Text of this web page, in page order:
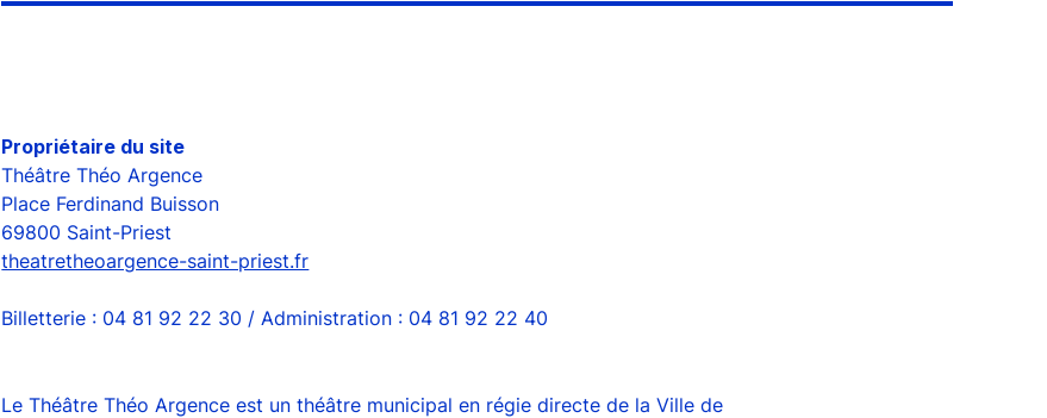
Propriétaire du site
Théâtre Théo Argence
Place Ferdinand Buisson
69800 Saint-Priest
theatretheoargence-saint-priest.fr
Billetterie : 04 81 92 22 30 / Administration : 04 81 92 22 40
Le Théâtre Théo Argence est un théâtre municipal en régie directe de la Ville de